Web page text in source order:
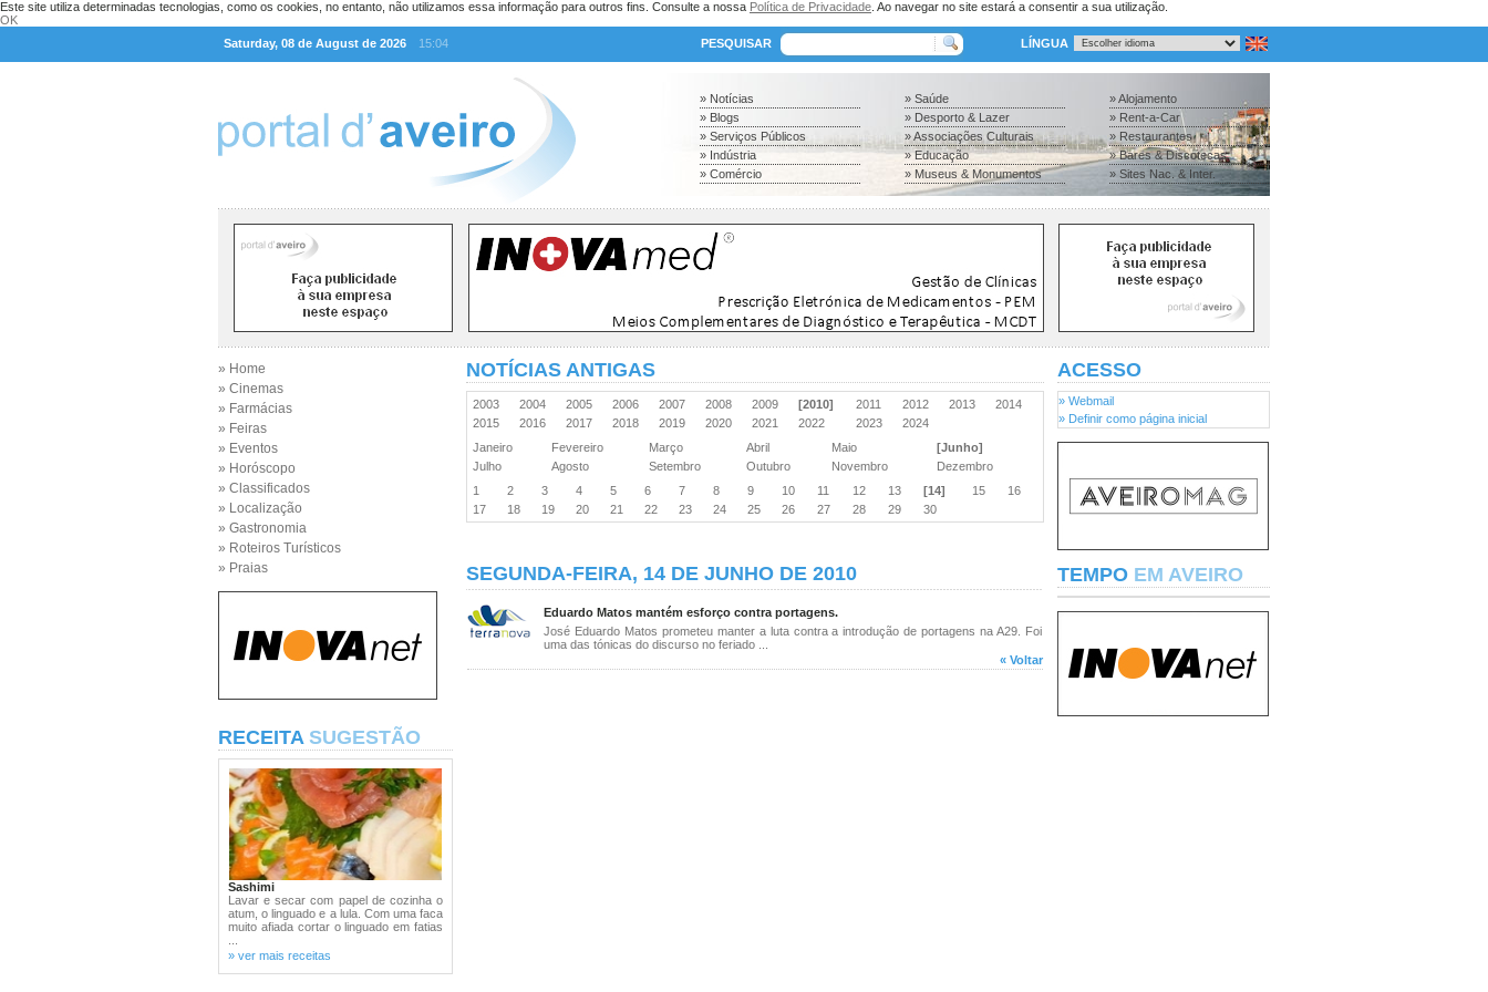
Este site utiliza determinadas tecnologias, como os cookies, no entanto, não utilizamos essa informação para outros fins. Consulte a nossa Política de Privacidade . Ao navegar no site estará a consentir a sua utilização.
OK
Saturday, 08 de August de 2026
15:04 PESQUISAR LÍNGUA
» Notícias
» Blogs
» Serviços Públicos
» Indústria
» Comércio
» Saúde
» Desporto & Lazer
» Associações Culturais
» Educação
» Museus & Monumentos
» Alojamento
» Rent-a-Car
» Restaurantes
» Bares & Discotecas
» Sites Nac. & Inter.
» Home
» Cinemas
» Farmácias
» Feiras
» Eventos
» Horóscopo
» Classificados
» Localização
» Gastronomia
» Roteiros Turísticos
» Praias
RECEITA SUGESTÃO
Sashimi
Lavar e secar com papel de cozinha o
atum, o linguado e a lula. Com uma faca
muito afiada cortar o linguado em fatias
» ver mais receitas
NOTÍCIAS ANTIGAS
2003 2004 2005 2006 2007 2008 2009 [2010] 2011 2012 2013
2014
2015
2016 2017 2018 2019 2020 2021 2022 2023
2024
Janeiro
Fevereiro Março Abril Maio
[Junho]
Julho
Agosto Setembro Outubro Novembro
Dezembro
1
2 3 4 5 6 7 8 9 10 11 12 13 [14] 15
16
17
18 19 20 21 22 23 24 25 26 27 28 29 30
SEGUNDA-FEIRA, 14 DE JUNHO DE 2010
Eduardo Matos mantém esforço contra portagens.
José Eduardo Matos prometeu manter a luta contra a introdução de portagens na A29. Foi
uma das tónicas do discurso no feriado ...
« Voltar
ACESSO
» Webmail
» Definir como página inicial
TEMPO EM AVEIRO